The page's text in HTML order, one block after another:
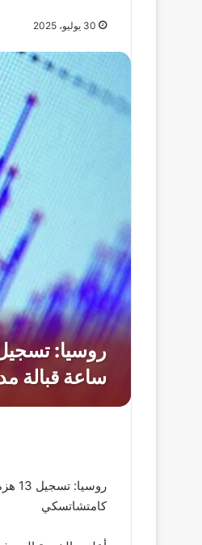
30 يوليو، 2025
كامتشاتسكي